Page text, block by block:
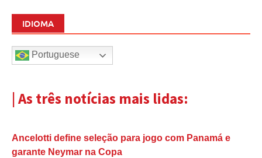
IDIOMA
Portuguese
| As três notícias mais lidas:
Ancelotti define seleção para jogo com Panamá e
garante Neymar na Copa